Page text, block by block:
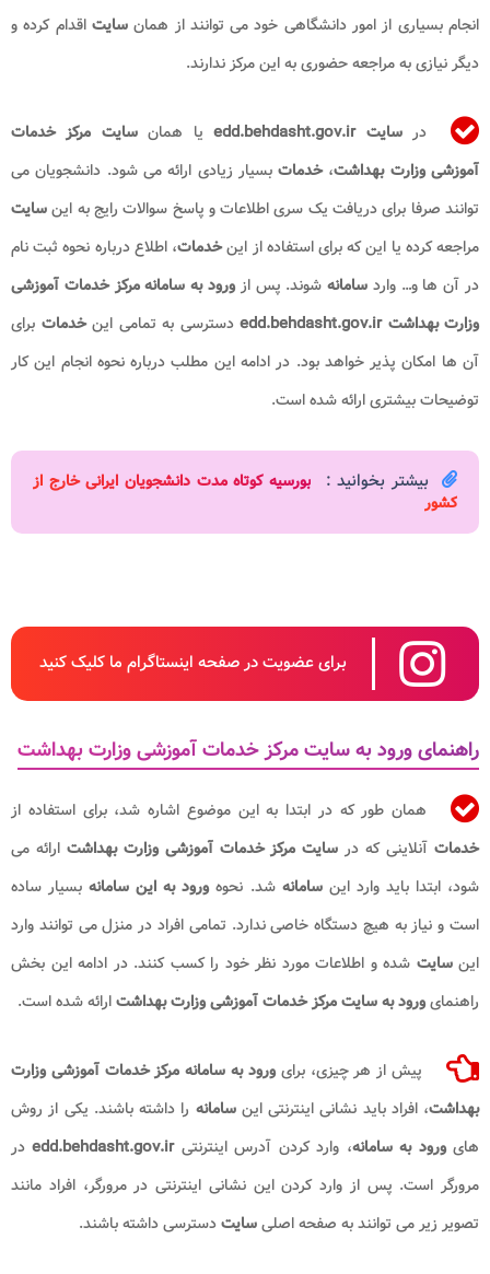
انجام بسیاری از امور دانشگاهی خود می توانند از همانسایتاقدام کرده و
دیگر نیازی به مراجعه حضوری به این مرکز ندارند.
درسایت edd.behdasht.gov.ir یا همانسایت مرکز خدمات
آموزشی وزارت بهداشت،خدماتبسیار زیادی ارائه می شود. دانشجویان می
توانند صرفا برای دریافت یک سری اطلاعات و پاسخ سوالات رایج به اینسایت
مراجعه کرده یا این که برای استفاده از اینخدمات، اطلاع درباره نحوه ثبت نام
در آن ها و… وارد سامانه شوند. پس ازورود به سامانه مرکز خدمات آموزشی
وزارت بهداشت edd.behdasht.gov.ir
دسترسی به تمامی اینخدمات برای
آن ها امکان پذیر خواهد بود. در ادامه این مطلب درباره نحوه انجام این کار
توضیحات بیشتری ارائه شده است.
بیشتر بخوانید :
بورسیه کوتاه مدت دانشجویان ایرانی خارج از
کشور
برای عضویت در صفحه اینستاگرام ما کلیک کنید
راهنمای ورود به سایت مرکز خدمات آموزشی وزارت بهداشت
همان طور که در ابتدا به این موضوع اشاره شد، برای استفاده از
خدمات آنلاینی که در سایت مرکز خدمات آموزشی وزارت بهداشت ارائه می
شود، ابتدا باید وارد اینسامانهشد. نحوهورود به این سامانهبسیار ساده
است و نیاز به هیچ دستگاه خاصی ندارد. تمامی افراد در منزل می توانند وارد
اینسایت شده و اطلاعات مورد نظر خود را کسب کنند. در ادامه این بخش
راهنمایورود به سایت مرکز خدمات آموزشی وزارت بهداشتارائه شده است.
پیش از هر چیزی، برایورود به سامانه مرکز خدمات آموزشی وزارت
بهداشت، افراد باید نشانی اینترنتی اینسامانه را داشته باشند. یکی از روش
هایورود به سامانه، وارد کردن آدرس اینترنتیedd.behdasht.gov.irدر
مرورگر است. پس از وارد کردن این نشانی اینترنتی در مرورگر، افراد مانند
تصویر زیر می توانند به صفحه اصلیسایتدسترسی داشته باشند.